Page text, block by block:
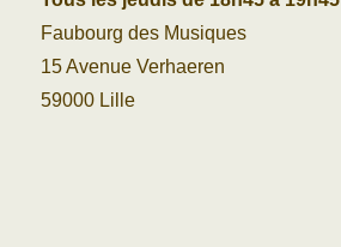
Faubourg des Musiques
15 Avenue Verhaeren
59000 Lille